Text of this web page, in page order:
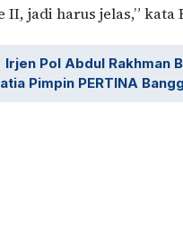
II, jadi harus jelas,” kata
Irjen Pol Abdul Rakhman
Pimpin PERTINA